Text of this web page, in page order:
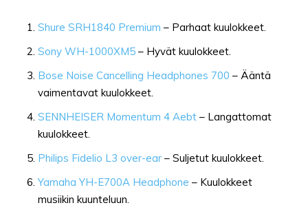
Shure SRH1840 Premium – Parhaat kuulokkeet.
Sony WH-1000XM5 – Hyvät kuulokkeet.
Bose Noise Cancelling Headphones 700 – Ääntä
vaimentavat kuulokkeet.
SENNHEISER Momentum 4 Aebt – Langattomat
kuulokkeet.
Philips Fidelio L3 over-ear – Suljetut kuulokkeet.
Yamaha YH-E700A Headphone – Kuulokkeet
musiikin kuunteluun.